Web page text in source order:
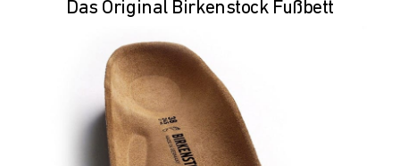
Das Original Birkenstock Fußbett